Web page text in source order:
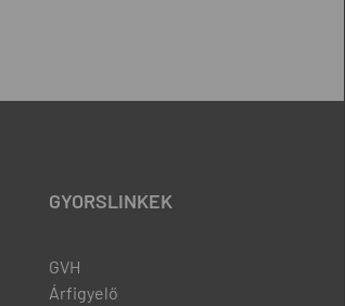
GYORSLINKEK
GVH
Árfigyelő